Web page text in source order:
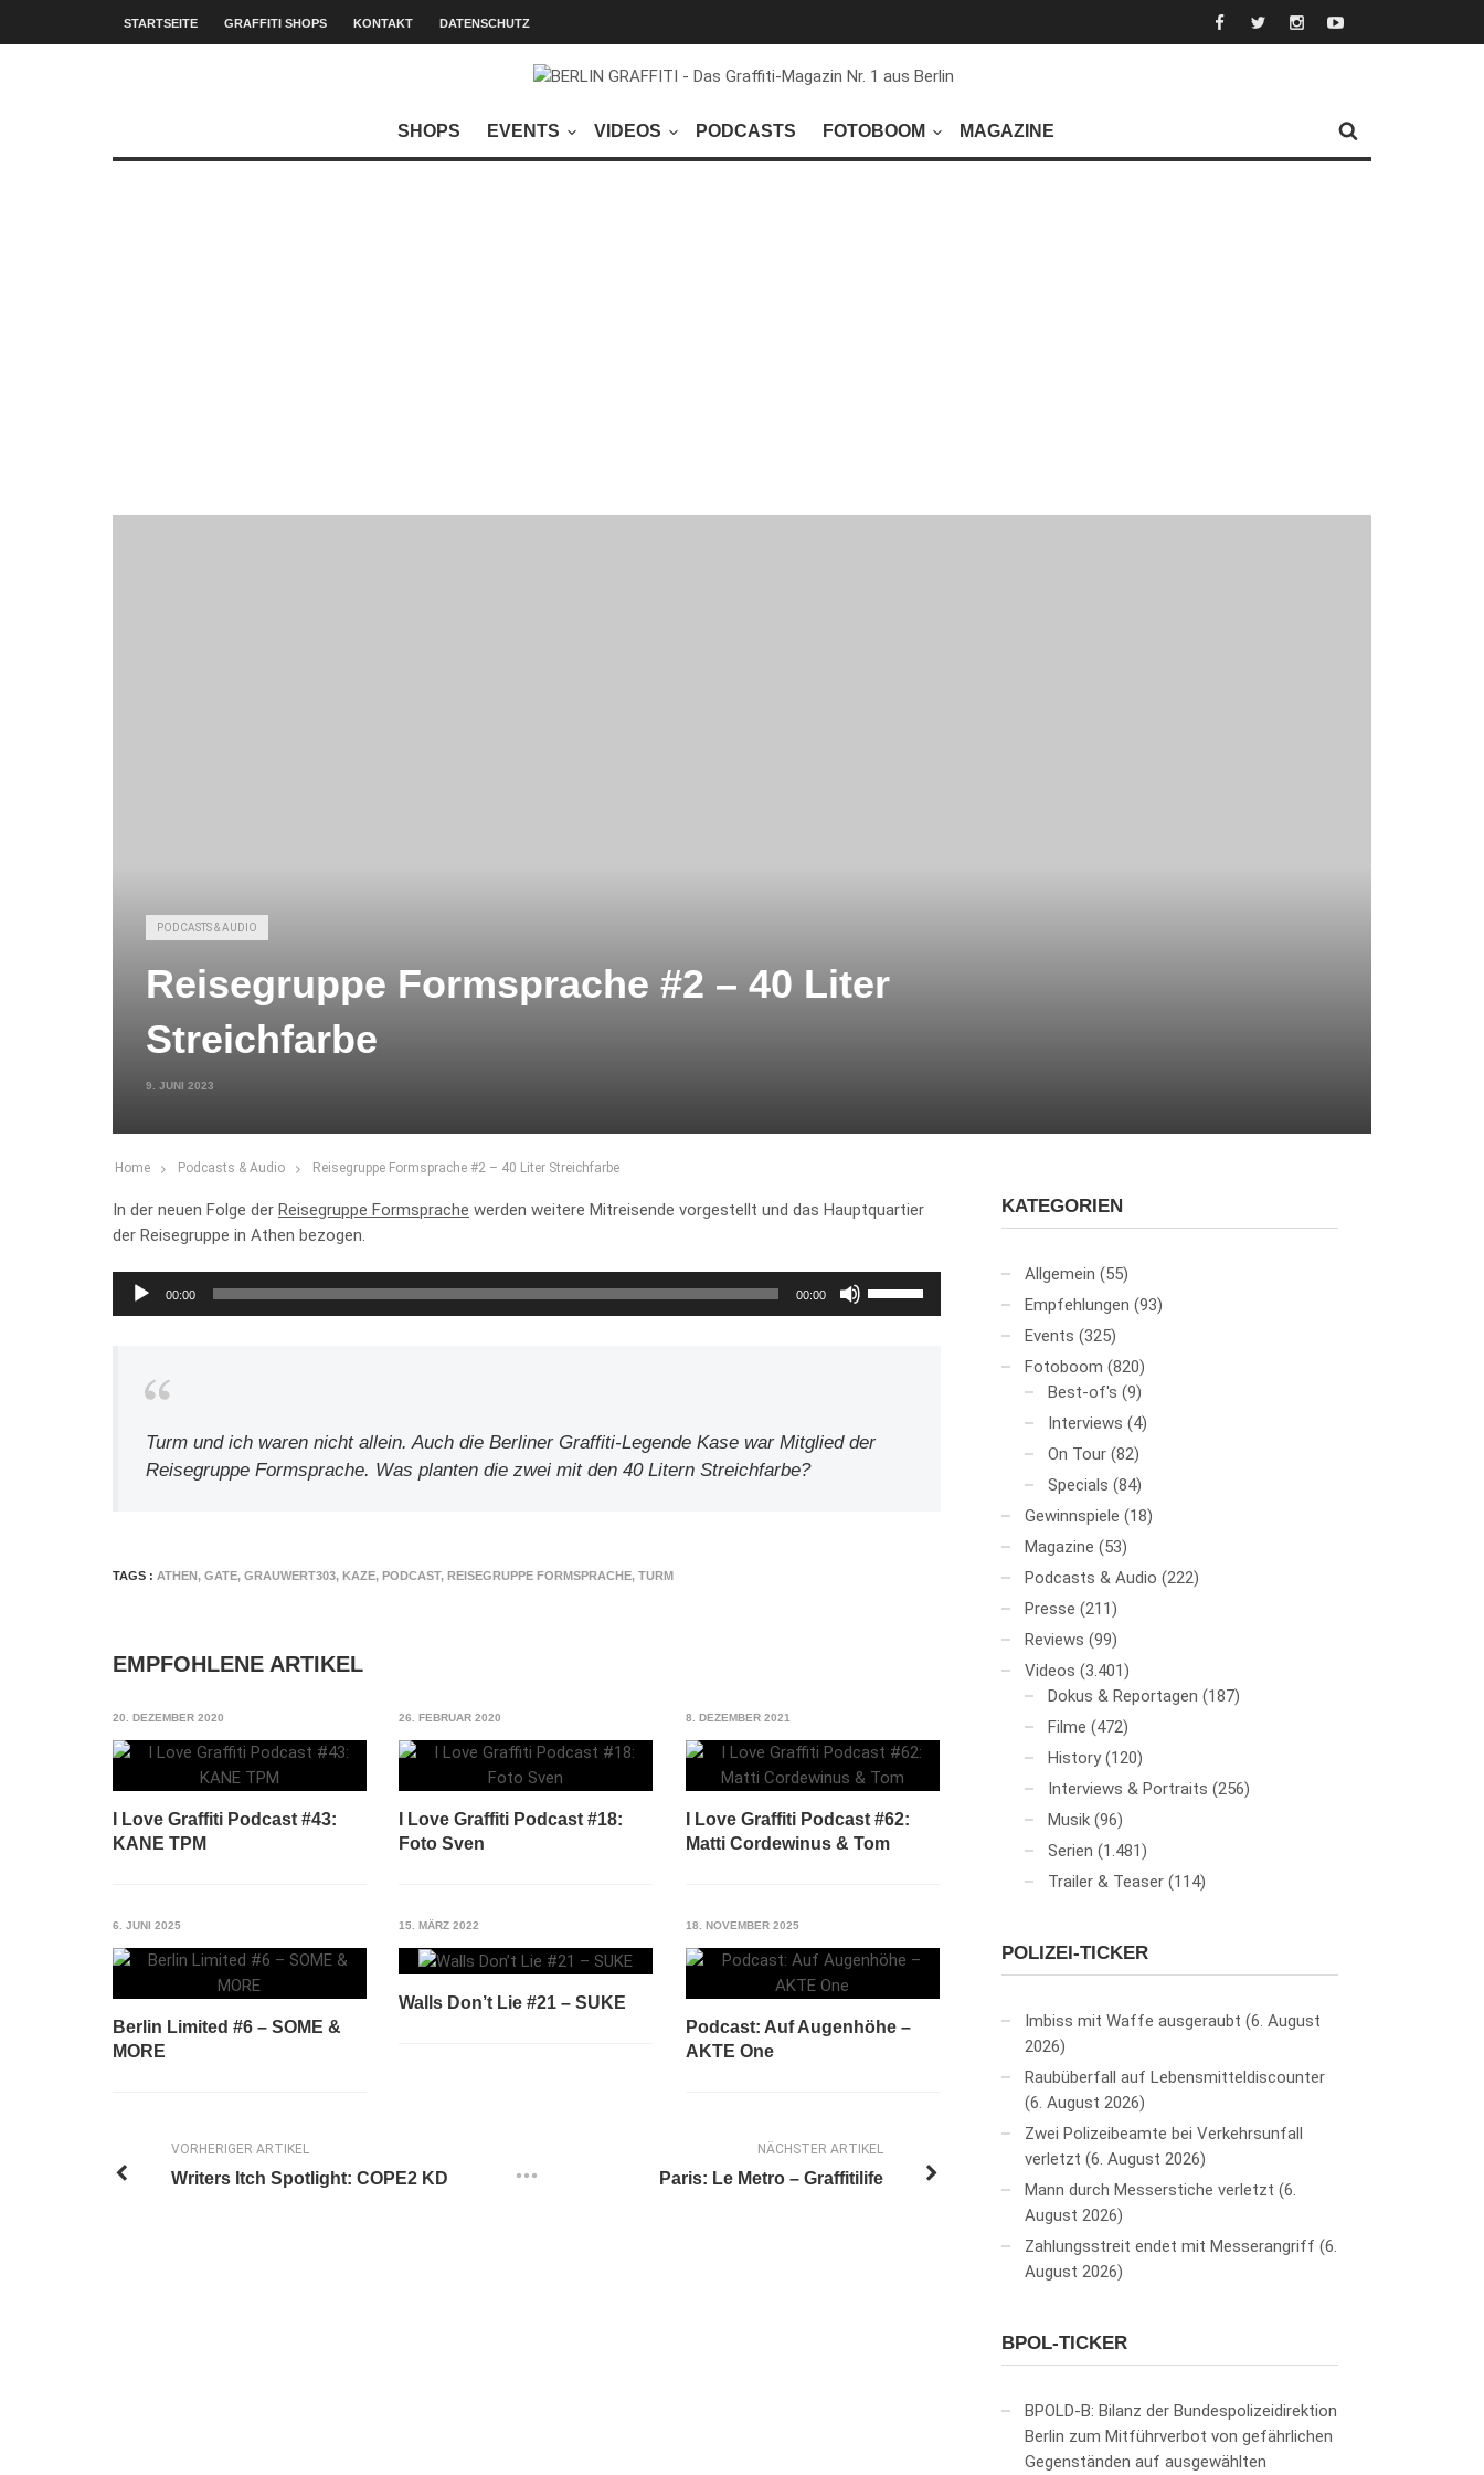
STARTSEITE GRAFFITI SHOPS KONTAKT DATENSCHUTZ
SHOPS EVENTS VIDEOS PODCASTS FOTOBOOM MAGAZINE
PODCASTS & AUDIO
Reisegruppe Formsprache #2 – 40 Liter
Streichfarbe
9. JUNI 2023
Home Podcasts & Audio Reisegruppe Formsprache #2 – 40 Liter Streichfarbe
In der neuen Folge der Reisegruppe Formsprache werden weitere Mitreisende vorgestellt und das Hauptquartier
der Reisegruppe in Athen bezogen.
Audio-
Player
00:00 00:00
zu
Turm und ich waren nicht allein. Auch die Berliner Graffiti-Legende Kase war Mitglied der
Reisegruppe Formsprache. Was planten die zwei mit den 40 Litern Streichfarbe?
TAGS : ATHEN, GATE, GRAUWERT303, KAZE, PODCAST, REISEGRUPPE FORMSPRACHE, TURM
EMPFOHLENE ARTIKEL
20. DEZEMBER 2020
I Love Graffiti Podcast #43:
KANE TPM
26. FEBRUAR 2020
I Love Graffiti Podcast #18:
Foto Sven
8. DEZEMBER 2021
I Love Graffiti Podcast #62:
Matti Cordewinus & Tom
6. JUNI 2025
Berlin Limited #6 – SOME &
MORE
15. MÄRZ 2022
Walls Don’t Lie #21 – SUKE
18. NOVEMBER 2025
Podcast: Auf Augenhöhe –
AKTE One
NÄCHSTER ARTIKEL
Paris: Le Metro – Graffitilife
VORHERIGER ARTIKEL
Writers Itch Spotlight: COPE2 KD
KATEGORIEN
Allgemein (55)
Empfehlungen (93)
Events (325)
Fotoboom (820)
Best-of's (9)
Interviews (4)
On Tour (82)
Specials (84)
Gewinnspiele (18)
Magazine (53)
Podcasts & Audio (222)
Presse (211)
Reviews (99)
Videos (3.401)
Dokus & Reportagen (187)
Filme (472)
History (120)
Interviews & Portraits (256)
Musik (96)
Serien (1.481)
Trailer & Teaser (114)
POLIZEI-TICKER
Imbiss mit Waffe ausgeraubt 6. August
2026
Raubüberfall auf Lebensmitteldiscounter
6. August 2026
Zwei Polizeibeamte bei Verkehrsunfall
verletzt 6. August 2026
Mann durch Messerstiche verletzt 6.
August 2026
Zahlungsstreit endet mit Messerangriff 6.
August 2026
BPOL-TICKER
BPOLD-B: Bilanz der Bundespolizeidirektion
Berlin zum Mitführverbot von gefährlichen
Gegenständen auf ausgewählten